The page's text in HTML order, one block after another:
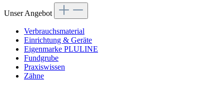
Unser Angebot
Verbrauchsmaterial
Einrichtung & Geräte
Eigenmarke PLULINE
Fundgrube
Praxiswissen
Zähne